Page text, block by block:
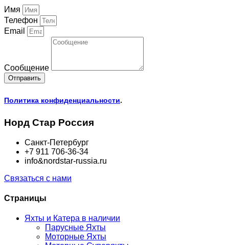
Имя
Телефон
Email
Сообщение
Отправить
Политика конфиденциальности.
Норд Стар Россия
Санкт-Петербург
+7 911 706-36-34
info&nordstar-russia.ru
Связаться с нами
Страницы
Яхты и Катера в наличии
Парусные Яхты
Моторные Яхты